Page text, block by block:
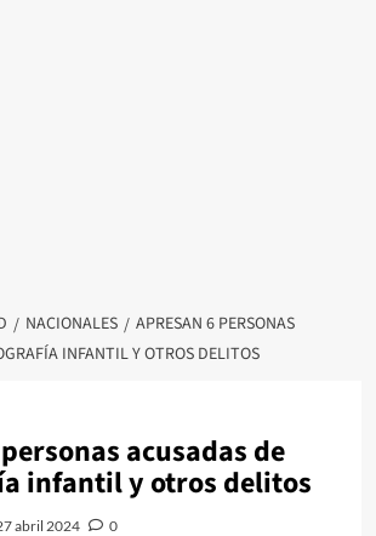
NACIONALES
APRESAN 6 PERSONAS
INFANTIL Y OTROS DELITOS
acusadas de
infantil y otros delitos
abril 2024 0